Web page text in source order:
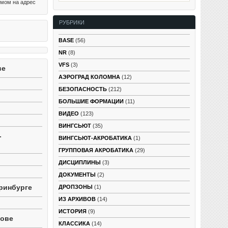
лет,
в
РУБРИКИ
BASE (56)
NR (8)
VFS (3)
АЭРОГРАД КОЛОМНА (12)
БЕЗОПАСНОСТЬ (212)
БОЛЬШИЕ ФОРМАЦИИ (11)
ВИДЕО (123)
ВИНГСЬЮТ (35)
ВИНГСЬЮТ-АКРОБАТИКА (1)
ГРУППОВАЯ АКРОБАТИКА (29)
ДИСЦИПЛИНЫ (3)
ДОКУМЕНТЫ (2)
ДРОПЗОНЫ (1)
ИЗ АРХИВОВ (14)
ИСТОРИЯ (9)
КЛАССИКА (14)
на адрес